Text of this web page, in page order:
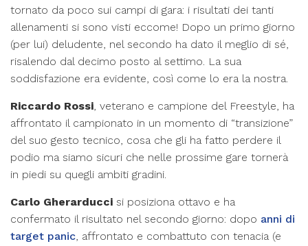
tornato da poco sui campi di gara: i risultati dei tanti
allenamenti si sono visti eccome! Dopo un primo giorno
(per lui) deludente, nel secondo ha dato il meglio di sé,
risalendo dal decimo posto al settimo. La sua
soddisfazione era evidente, così come lo era la nostra.
Riccardo Rossi, veterano e campione del Freestyle, ha
affrontato il campionato in un momento di “transizione”
del suo gesto tecnico, cosa che gli ha fatto perdere il
podio ma siamo sicuri che nelle prossime gare tornerà
in piedi su quegli ambiti gradini.
Carlo Gherarducci si posiziona ottavo e ha
confermato il risultato nel secondo giorno: dopo anni di
target panic, affrontato e combattuto con tenacia (e